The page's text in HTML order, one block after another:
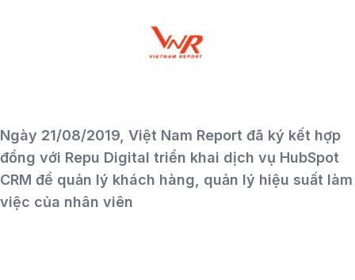
Ngày 21/08/2019, Việt Nam Report đã ký kết hợp
đồng với Repu Digital triển khai dịch vụ HubSpot
CRM để quản lý khách hàng, quản lý hiệu suất làm
việc của nhân viên